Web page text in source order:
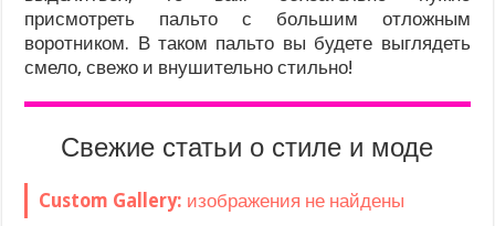
присмотреть пальто с большим отложным
воротником. В таком пальто вы будете выглядеть
смело, свежо и внушительно стильно!
Свежие статьи о стиле и моде
Custom Gallery: изображения не найдены